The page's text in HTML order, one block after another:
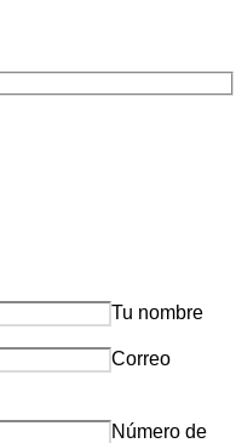
Tu nombre
Correo
Número de